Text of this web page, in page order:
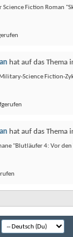
Science Fiction Roman
hat auf das Thema
Science Fiction-
hat auf das Thema
"Blutläufer 4: Vor